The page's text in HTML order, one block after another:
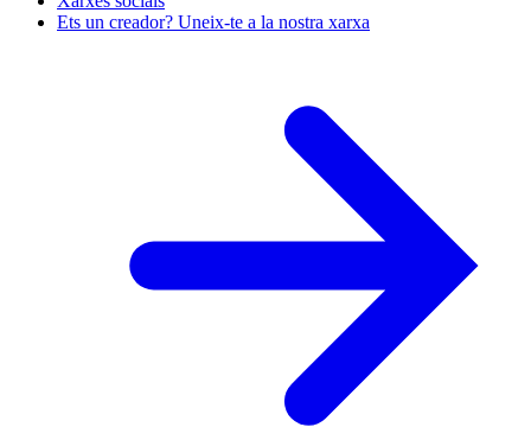
Ets un creador? Uneix-te a la nostra xarxa